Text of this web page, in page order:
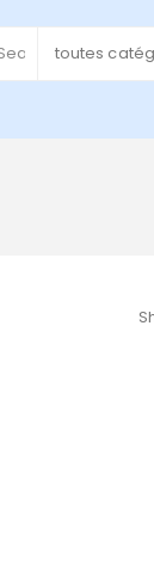
toutes